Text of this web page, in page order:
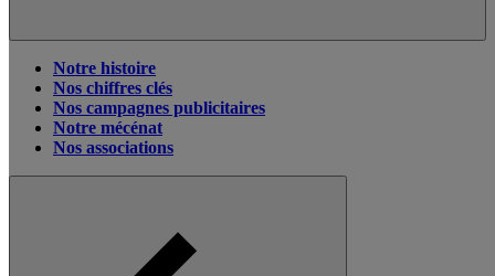
Notre histoire
Nos chiffres clés
Nos campagnes publicitaires
Notre mécénat
Nos associations